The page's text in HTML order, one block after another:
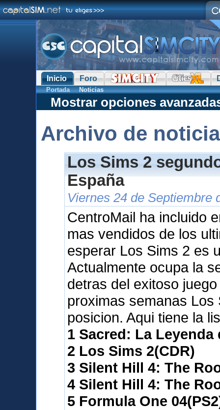
Inicio Foro
Portada Noticias
Mostrar opciones
Archivo de
Los Sims 2
España
Viernes 24 de Septiembre
CentroMail ha incluido
mas vendidos de los
esperar Los Sims 2 es
Actualmente ocupa la
detras del exitoso
proximas semanas
posicion. Aqui tiene la
1 Sacred: La Leyenda
2 Los Sims 2(CDR)
3 Silent Hill 4: The
4 Silent Hill 4: The
5 Formula One